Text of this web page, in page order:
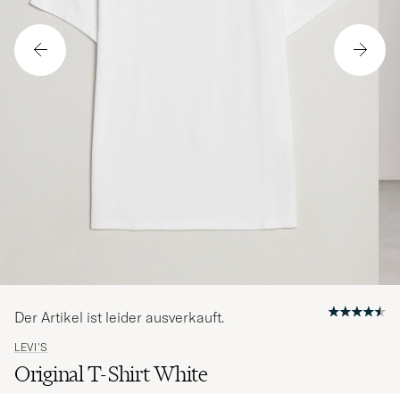
LEVI'S
Original T-Shirt White
Der Artikel ist leider ausverkauft.